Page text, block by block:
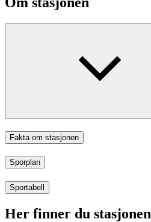
Fakta om stasjonen
Sporplan
Sportabell
Her finner du stasjonen